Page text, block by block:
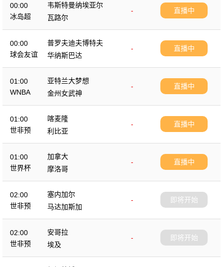
00:00
冰岛超
韦斯特曼纳埃亚尔
-
瓦路尔
直播中
00:00
球会友谊
普罗夫迪夫博特夫
-
华纳斯巴达
直播中
01:00
WNBA
亚特兰大梦想
-
金州女武神
直播中
01:00
世非预
喀麦隆
-
利比亚
直播中
01:00
世界杯
加拿大
-
摩洛哥
直播中
02:00
世非预
塞内加尔
-
马达加斯加
即将开始
02:00
世非预
安哥拉
-
埃及
即将开始